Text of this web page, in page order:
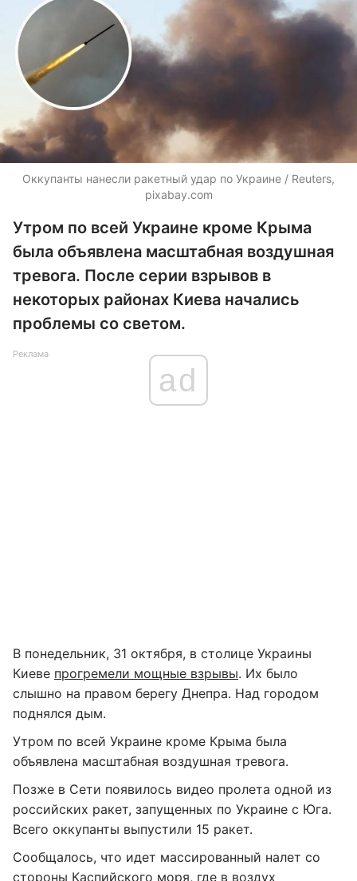
Оккупанты нанесли ракетный удар по Украине / Reuters,
pixabay.com
Утром по всей Украине кроме Крыма
была объявлена масштабная воздушная
тревога. После серии взрывов в
некоторых районах Киева начались
проблемы со светом.
Реклама
ad
В понедельник, 31 октября, в столице Украины
Киеве прогремели мощные взрывы. Их было
слышно на правом берегу Днепра. Над городом
поднялся дым.
Утром по всей Украине кроме Крыма была
объявлена масштабная воздушная тревога.
Позже в Сети появилось видео пролета одной из
российских ракет, запущенных по Украине с Юга.
Всего оккупанты выпустили 15 ракет.
Сообщалось, что идет массированный налет со
стороны Каспийского моря, где в воздух